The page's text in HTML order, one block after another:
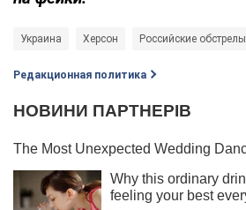
Украина Херсон Российские обстрелы
Редакционная политика